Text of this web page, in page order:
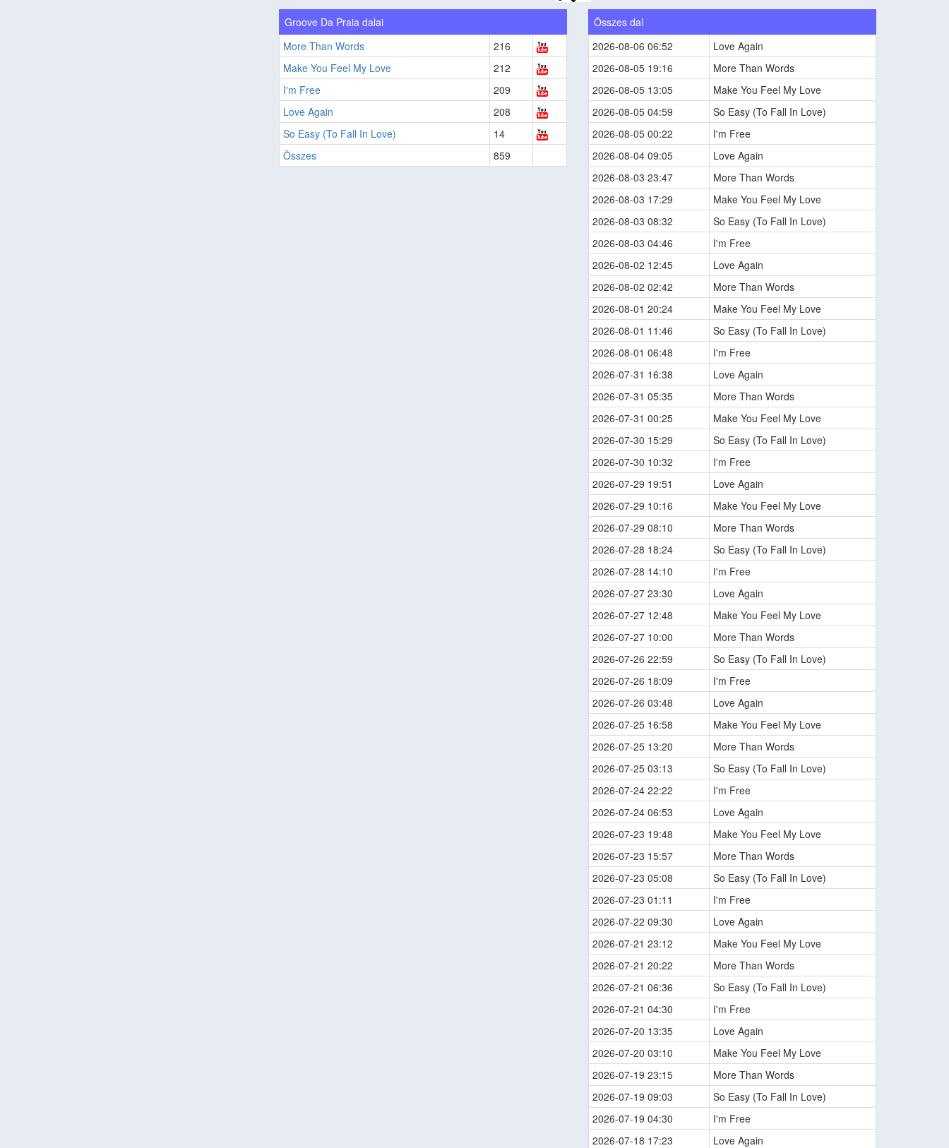
Groove Da Praia dalai
More Than Words
216
Make You Feel My Love
212
I'm Free
209
Love Again
208
So Easy (To Fall In Love)
14
Összes
859
Összes dal
2026-08-06 06:52
Love Again
2026-08-05 19:16
More Than Words
2026-08-05 13:05
Make You Feel My Love
2026-08-05 04:59
So Easy (To Fall In Love)
2026-08-05 00:22
I'm Free
2026-08-04 09:05
Love Again
2026-08-03 23:47
More Than Words
2026-08-03 17:29
Make You Feel My Love
2026-08-03 08:32
So Easy (To Fall In Love)
2026-08-03 04:46
I'm Free
2026-08-02 12:45
Love Again
2026-08-02 02:42
More Than Words
2026-08-01 20:24
Make You Feel My Love
2026-08-01 11:46
So Easy (To Fall In Love)
2026-08-01 06:48
I'm Free
2026-07-31 16:38
Love Again
2026-07-31 05:35
More Than Words
2026-07-31 00:25
Make You Feel My Love
2026-07-30 15:29
So Easy (To Fall In Love)
2026-07-30 10:32
I'm Free
2026-07-29 19:51
Love Again
2026-07-29 10:16
Make You Feel My Love
2026-07-29 08:10
More Than Words
2026-07-28 18:24
So Easy (To Fall In Love)
2026-07-28 14:10
I'm Free
2026-07-27 23:30
Love Again
2026-07-27 12:48
Make You Feel My Love
2026-07-27 10:00
More Than Words
2026-07-26 22:59
So Easy (To Fall In Love)
2026-07-26 18:09
I'm Free
2026-07-26 03:48
Love Again
2026-07-25 16:58
Make You Feel My Love
2026-07-25 13:20
More Than Words
2026-07-25 03:13
So Easy (To Fall In Love)
2026-07-24 22:22
I'm Free
2026-07-24 06:53
Love Again
2026-07-23 19:48
Make You Feel My Love
2026-07-23 15:57
More Than Words
2026-07-23 05:08
So Easy (To Fall In Love)
2026-07-23 01:11
I'm Free
2026-07-22 09:30
Love Again
2026-07-21 23:12
Make You Feel My Love
2026-07-21 20:22
More Than Words
2026-07-21 06:36
So Easy (To Fall In Love)
2026-07-21 04:30
I'm Free
2026-07-20 13:35
Love Again
2026-07-20 03:10
Make You Feel My Love
2026-07-19 23:15
More Than Words
2026-07-19 09:03
So Easy (To Fall In Love)
2026-07-19 04:30
I'm Free
2026-07-18 17:23
Love Again